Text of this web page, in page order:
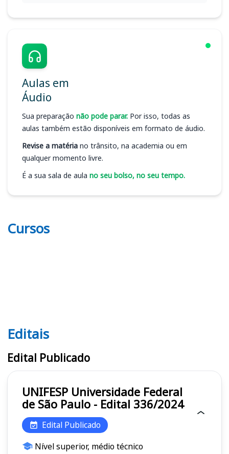
Aulas em
Áudio
Sua preparação não pode parar. Por isso, todas as
aulas também estão disponíveis em formato de áudio.
Revise a matéria no trânsito, na academia ou em
qualquer momento livre.
É a sua sala de aula no seu bolso, no seu tempo.
Cursos
Editais UNIFESP
Editais
Edital Publicado
UNIFESP Universidade Federal
de São Paulo - Edital 336/2024
Edital Publicado
Nível superior, médio técnico